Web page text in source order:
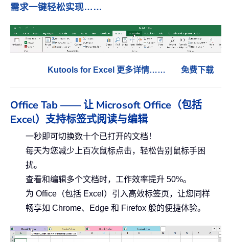
需求一键轻松实现……
Kutools for Excel 更多详情…… 免费下载
Office Tab —— 让 Microsoft Office（包括
Excel）支持标签式阅读与编辑
一秒即可切换数十个已打开的文档！
每天为您减少上百次鼠标点击，轻松告别鼠标手困
扰。
查看和编辑多个文档时，工作效率提升 50%。
为 Office（包括 Excel）引入高效标签页，让您同样
畅享如 Chrome、Edge 和 Firefox 般的便捷体验。